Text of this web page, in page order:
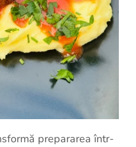
prepararea într-